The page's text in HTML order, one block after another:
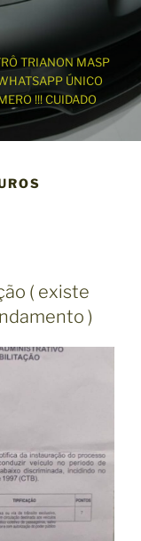
TRIANON MASP
ÚNICO
!!! CUIDADO
( existe
)